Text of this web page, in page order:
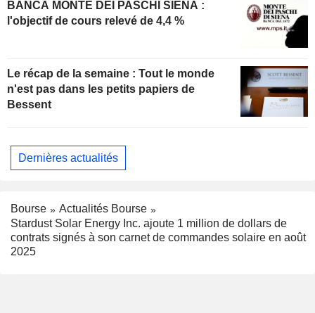
BANCA MONTE DEI PASCHI SIENA :
l'objectif de cours relevé de 4,4 %
Le récap de la semaine : Tout le monde
n'est pas dans les petits papiers de
Bessent
Dernières actualités
Bourse
Actualités Bourse
Stardust Solar Energy Inc. ajoute 1 million de dollars de
contrats signés à son carnet de commandes solaire en août
2025